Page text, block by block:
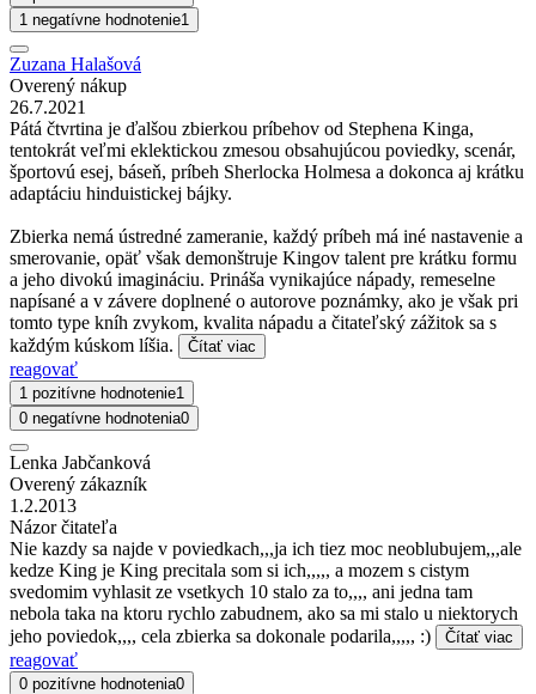
1 negatívne hodnotenie1
Zuzana Halašová
Overený nákup
26.7.2021
Pátá čtvrtina je ďalšou zbierkou príbehov od Stephena Kinga,
tentokrát veľmi eklektickou zmesou obsahujúcou poviedky, scenár,
športovú esej, báseň, príbeh Sherlocka Holmesa a dokonca aj krátku
adaptáciu hinduistickej bájky.
Zbierka nemá ústredné zameranie, každý príbeh má iné nastavenie a
smerovanie, opäť však demonštruje Kingov talent pre krátku formu
a jeho divokú imagináciu. Prináša vynikajúce nápady, remeselne
napísané a v závere doplnené o autorove poznámky, ako je však pri
tomto type kníh zvykom, kvalita nápadu a čitateľský zážitok sa s
každým kúskom líšia.
Čítať viac
reagovať
1 pozitívne hodnotenie1
0 negatívne hodnotenia0
Lenka Jabčanková
Overený zákazník
1.2.2013
Názor čitateľa
Nie kazdy sa najde v poviedkach,,,ja ich tiez moc neoblubujem,,,ale
kedze King je King precitala som si ich,,,,, a mozem s cistym
svedomim vyhlasit ze vsetkych 10 stalo za to,,,, ani jedna tam
nebola taka na ktoru rychlo zabudnem, ako sa mi stalo u niektorych
jeho poviedok,,,, cela zbierka sa dokonale podarila,,,,, :)
Čítať viac
reagovať
0 pozitívne hodnotenia0